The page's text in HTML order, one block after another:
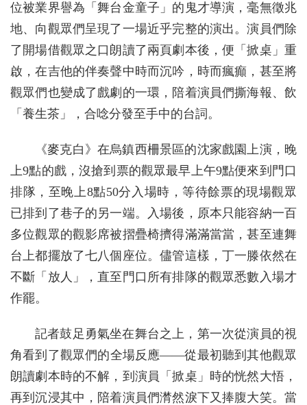
位被業界譽為「舞台金童子」的鬼才導演，毫無徵兆
地、向觀眾們呈現了一場近乎完整的演出。演員們除
了開場借觀眾之口朗讀了兩頁劇本後，便「掀桌」重
啟，在吉他的伴奏聲中時而沉吟，時而瘋癲，甚至將
觀眾們也變成了戲劇的一環，陪着演員們撕海報、飲
「養生茶」，合唸分發至手中的台詞。
《麥克白》在烏鎮西柵景區的沈家戲園上演，晚
上9點的戲，沒搶到票的觀眾最早上午9點便來到門口
排隊，至晚上8點50分入場時，等待餘票的現場觀眾
已排到了巷子的另一端。入場後，原本只能容納一百
多位觀眾的觀影席被摺疊椅擠得滿滿當當，甚至連舞
台上都擺放了七八個座位。儘管這樣，丁一滕依然在
不斷「放人」，直至門口所有排隊的觀眾悉數入場才
作罷。
記者鼓足勇氣坐在舞台之上，第一次從演員的視
角看到了觀眾們的全場反應——從最初聽到其他觀眾
朗讀劇本時的不解，到演員「掀桌」時的恍然大悟，
再到沉浸其中，陪着演員們潸然淚下又捧腹大笑。當